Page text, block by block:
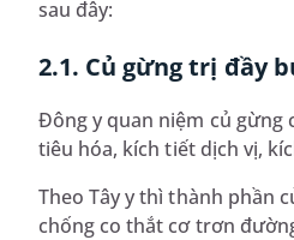
sau đây:
2.1. Củ gừng trị đầy
Đông y quan niệm củ gừng
tiêu hóa, kích tiết dịch vị,
Theo Tây y thì thành phần
chống co thắt cơ trơn